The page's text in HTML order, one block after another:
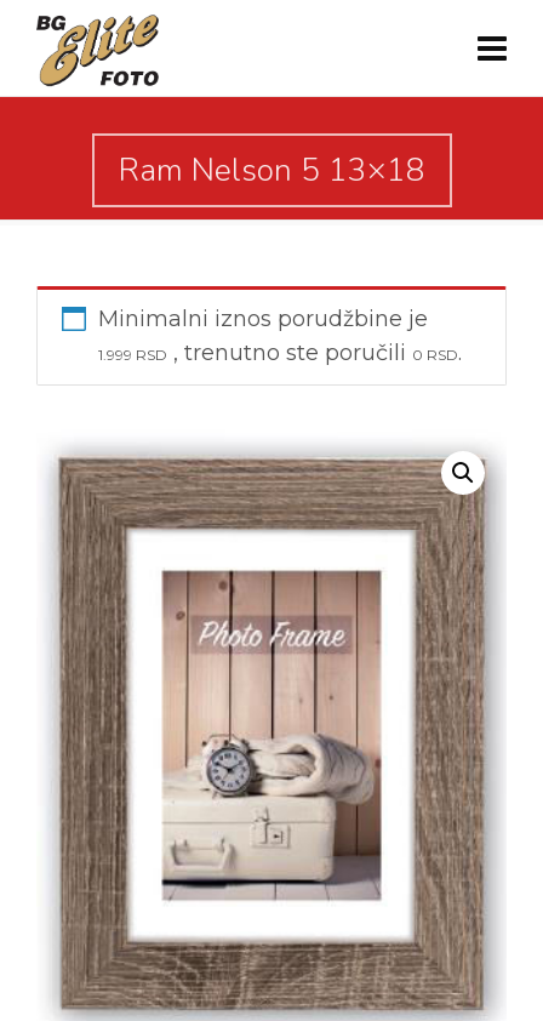
Ram Nelson 5 13×18
Minimalni iznos porudžbine je
1.999 RSD , trenutno ste poručili 0 RSD.